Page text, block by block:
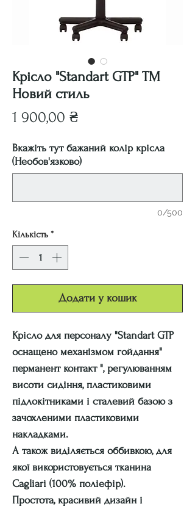
Крісло "Standart GTP" ТМ
Новий стиль
1 900,00 ₴Ціна
Вкажіть тут бажаний колір крісла
(Необов'язково)
0/500
Кількість *
Додати у кошик
Крісло для персоналу "Standart GTP
оснащено механізмом гойдання"
перманент контакт ",регулюванням
висоти сидіння, пластиковими
підлокітниками і сталевий базою з
зачохленими пластиковими
накладками.
А також виділяється оббивкою, для
якої використовується тканина
Cagliari (100% поліефір).
Простота, красивий дизайн і